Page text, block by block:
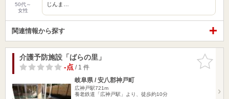
50代～
女性
じんま…
関連情報から探す
お気に入
りに追加
介護予防施設「ばらの里」
-点/ 1 件
岐阜県 / 安八郡神戸町
広神戸駅721m
養老鉄道「広神戸駅」より、徒歩約10分